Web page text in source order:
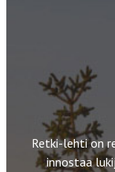
Retki-lehti on
innostaa